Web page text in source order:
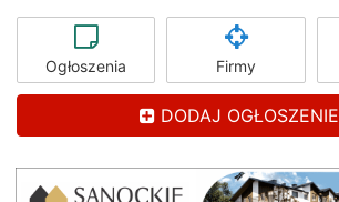
Ogłoszenia Firmy
DODAJ OGŁOSZENIE